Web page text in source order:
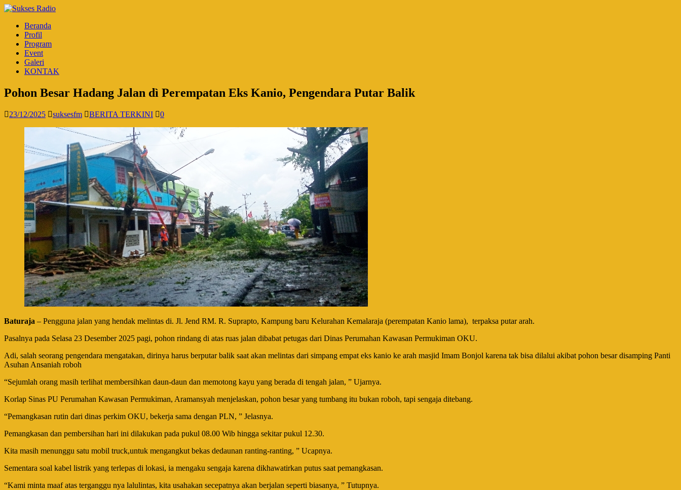
Beranda
Profil
Program
Event
Galeri
KONTAK
Pohon Besar Hadang Jalan dì Perempatan Eks Kanio, Pengendara Putar Balik
23/12/2025 suksesfm BERITA TERKINI 0
Baturaja – Pengguna jalan yang hendak melintas di. Jl. Jend RM. R. Suprapto, Kampung baru Kelurahan Kemalaraja (perempatan Kanio lama), terpaksa putar arah.
Pasalnya pada Selasa 23 Desember 2025 pagi, pohon rindang di atas ruas jalan dibabat petugas dari Dinas Perumahan Kawasan Permukiman OKU.
Adi, salah seorang pengendara mengatakan, dirinya harus berputar balik saat akan melintas dari simpang empat eks kanio ke arah masjid Imam Bonjol karena tak bisa dilalui akibat pohon besar disamping Panti
Asuhan Ansaniah roboh
“Sejumlah orang masih terlihat membersihkan daun-daun dan memotong kayu yang berada di tengah jalan, ” Ujarnya.
Korlap Sinas PU Perumahan Kawasan Permukiman, Aramansyah menjelaskan, pohon besar yang tumbang itu bukan roboh, tapi sengaja ditebang.
“Pemangkasan rutin dari dinas perkim OKU, bekerja sama dengan PLN, ” Jelasnya.
Pemangkasan dan pembersihan hari ini dilakukan pada pukul 08.00 Wib hingga sekitar pukul 12.30.
Kita masih menunggu satu mobil truck,untuk mengangkut bekas dedaunan ranting-ranting, ” Ucapnya.
Sementara soal kabel listrik yang terlepas di lokasi, ia mengaku sengaja karena dikhawatirkan putus saat pemangkasan.
“Kami minta maaf atas terganggu nya lalulintas, kita usahakan secepatnya akan berjalan seperti biasanya, ” Tutupnya.